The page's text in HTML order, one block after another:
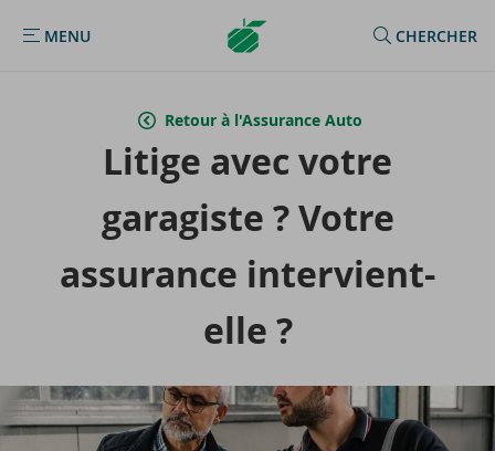
MENU
MENU
Argenta
Homepage
CHERCHER
Retour à l'Assurance Auto
Li­tige avec votre
ga­ra­giste ? Votre
as­su­rance intervient-​
elle ?